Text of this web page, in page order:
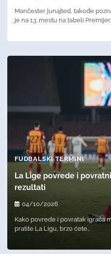
Mančester junajted, takođe
je na 13. mestu na tabeli
FUDBALSKI TERMINI
La Lige povrede i
rezultati
04/10/2026
Kako povrede i povratak igrača
pratite La Ligu, brzo ćete…